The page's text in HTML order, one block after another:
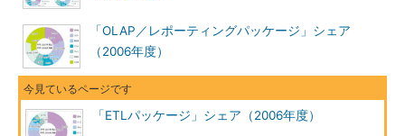
「OLAP／レポーティングパッケージ」シェア
（2006年度）
「ETLパッケージ」シェア（2006年度）